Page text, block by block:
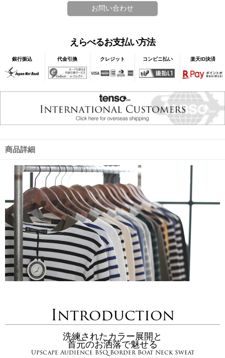
えらべるお支払い方法
銀行振込 代金引換 クレジット コンビニ払い 楽天ID決済
商品詳細
Introduction
洗練されたカラー展開と
首元のお洒落で魅せる
Upscape Audience BSQ Border Boat Neck Sweat